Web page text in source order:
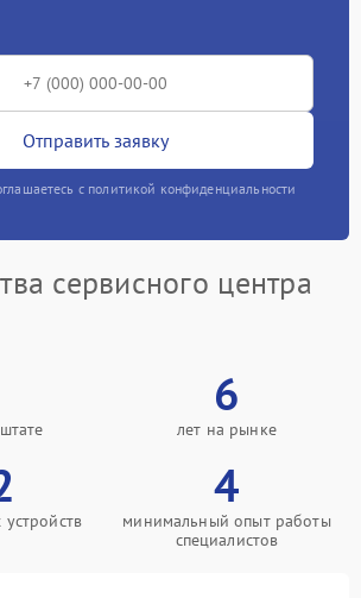
Отправить заявку
с политикой конфиденциальности
сервисного центра
6
лет на рынке
4
минимальный опыт работы
специалистов